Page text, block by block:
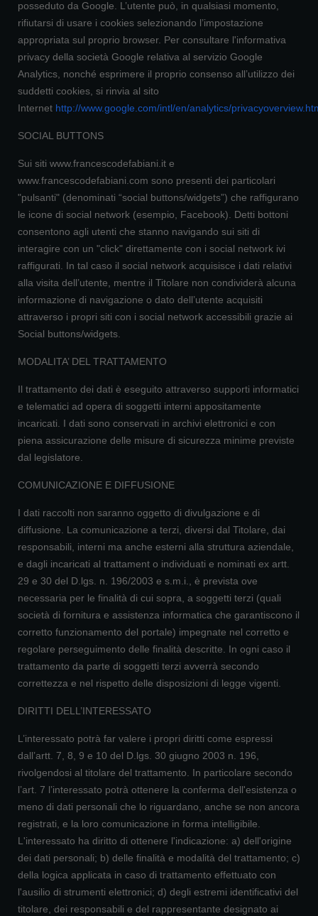
posseduto da Google. L’utente può, in qualsiasi momento,
rifiutarsi di usare i cookies selezionando l’impostazione
appropriata sul proprio browser. Per consultare l'informativa
privacy della società Google relativa al servizio Google
Analytics, nonché esprimere il proprio consenso all’utilizzo dei
suddetti cookies, si rinvia al sito
Internet http://www.google.com/intl/en/analytics/
SOCIAL BUTTONS
Sui siti www.francescodefabiani.it e
www.francescodefabiani.com sono presenti dei particolari
"pulsanti" (denominati “social buttons/widgets”) che raffigurano
le icone di social network (esempio, Facebook). Detti bottoni
consentono agli utenti che stanno navigando sui siti di
interagire con un "click" direttamente con i social network ivi
raffigurati. In tal caso il social network acquisisce i dati relativi
alla visita dell’utente, mentre il Titolare non condividerà alcuna
informazione di navigazione o dato dell’utente acquisiti
attraverso i propri siti con i social network accessibili grazie ai
Social buttons/widgets.
MODALITA’ DEL TRATTAMENTO
Il trattamento dei dati è eseguito attraverso supporti informatici
e telematici ad opera di soggetti interni appositamente
incaricati. I dati sono conservati in archivi elettronici e con
piena assicurazione delle misure di sicurezza minime previste
dal legislatore.
COMUNICAZIONE E DIFFUSIONE
I dati raccolti non saranno oggetto di divulgazione e di
diffusione. La comunicazione a terzi, diversi dal Titolare, dai
responsabili, interni ma anche esterni alla struttura aziendale,
e dagli incaricati al trattament o individuati e nominati ex artt.
29 e 30 del D.lgs. n. 196/2003 e s.m.i., è prevista ove
necessaria per le finalità di cui sopra, a soggetti terzi (quali
società di fornitura e assistenza informatica che garantiscono il
corretto funzionamento del portale) impegnate nel corretto e
regolare perseguimento delle finalità descritte. In ogni caso il
trattamento da parte di soggetti terzi avverrà secondo
correttezza e nel rispetto delle disposizioni di legge vigenti.
DIRITTI DELL’INTERESSATO
L’interessato potrà far valere i propri diritti come espressi
dall’artt. 7, 8, 9 e 10 del D.lgs. 30 giugno 2003 n. 196,
rivolgendosi al titolare del trattamento. In particolare secondo
l’art. 7 l’interessato potrà ottenere la conferma dell'esistenza o
meno di dati personali che lo riguardano, anche se non ancora
registrati, e la loro comunicazione in forma intelligibile.
L'interessato ha diritto di ottenere l'indicazione: a) dell'origine
dei dati personali; b) delle finalità e modalità del trattamento; c)
della logica applicata in caso di trattamento effettuato con
l'ausilio di strumenti elettronici; d) degli estremi identificativi del
titolare, dei responsabili e del rappresentante designato ai